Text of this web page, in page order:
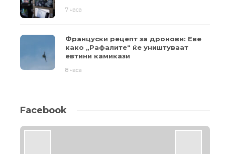
7 часа
Француски рецепт за дронови: Еве
како „Рафалите“ ќе уништуваат
евтини камикази
8 часа
Facebook